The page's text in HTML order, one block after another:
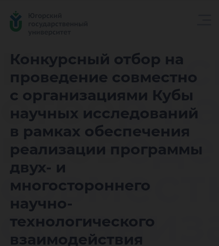
Конкурсный отбор на
проведение совместно
с организациями Кубы
научных исследований
в рамках обеспечения
реализации программы
двух- и
многостороннего
научно-
технологического
взаимодействия
отбор